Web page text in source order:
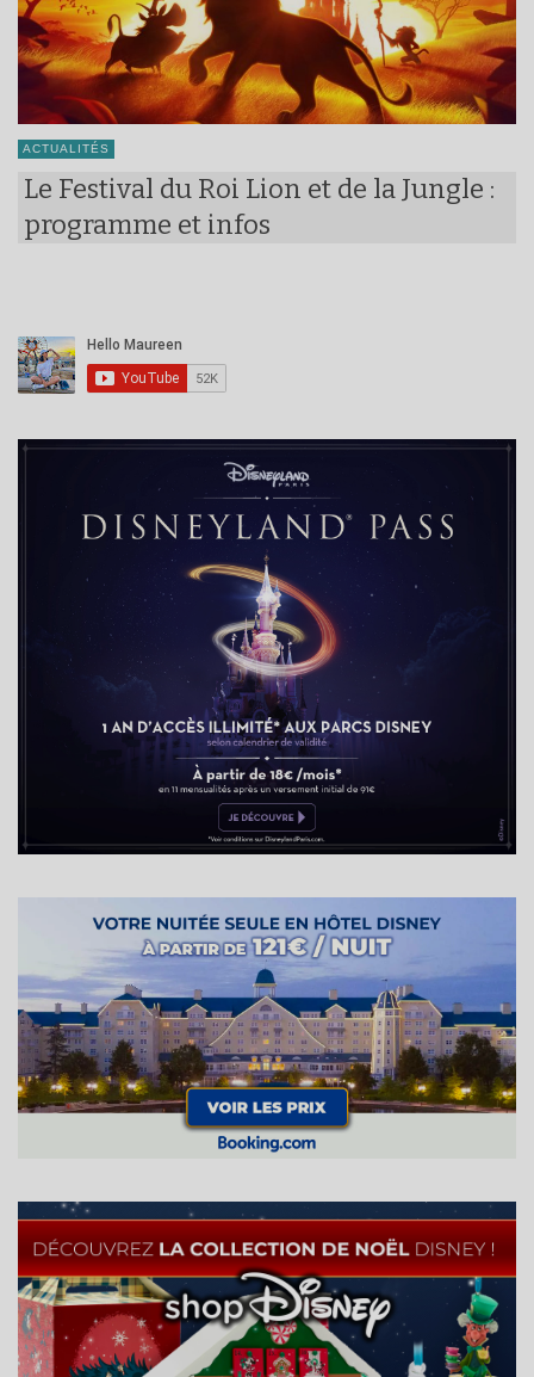
ACTUALITÉS
Le Festival du Roi Lion et de la Jungle :
programme et infos